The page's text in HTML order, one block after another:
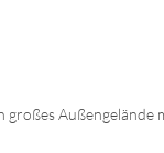
Außengelände